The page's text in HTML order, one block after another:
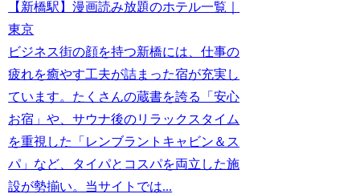
【新橋駅】漫画読み放題のホテル一覧｜
東京
ビジネス街の顔を持つ新橋には、仕事の
疲れを癒やす工夫が詰まった宿が充実し
ています。たくさんの蔵書を誇る「安心
お宿」や、サウナ後のリラックスタイム
を重視した「レンブラントキャビン＆ス
パ」など、タイパとコスパを両立した施
設が勢揃い。当サイトでは...